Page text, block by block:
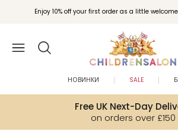
Enjoy 10% off your first order as a little
Вступайте в клуб Бонусы Childrensalon для
покупках.
Free UK Next-Day
on orders over £150
НОВИНКИ SALE